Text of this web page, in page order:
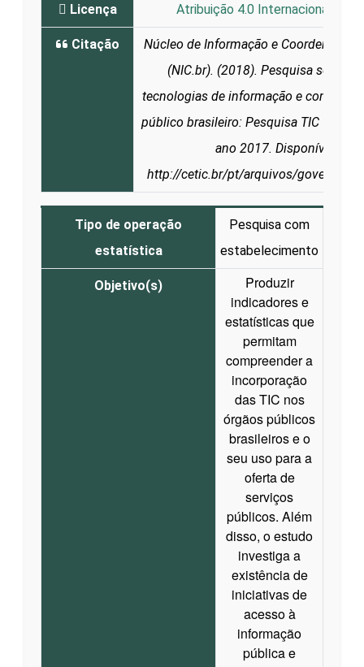
Licença Atribuição 4.0 Internacional (CC
Citação
Núcleo de Informação e Coordenação
(NIC.br). (2018). Pesquisa sobre o
tecnologias de informação e
público brasileiro: Pesquisa TIC
ano 2017. Disponível em:
http://cetic.br/pt/arquivos/governo/
Tipo de operação
estatística
Pesquisa com
estabelecimento
Objetivo(s)
Produzir
indicadores e
estatísticas que
permitam
compreender a
incorporação
das TIC nos
órgãos públicos
brasileiros e o
seu uso para a
oferta de
serviços
públicos. Além
disso, o estudo
investiga a
existência de
iniciativas de
acesso à
informação
pública e